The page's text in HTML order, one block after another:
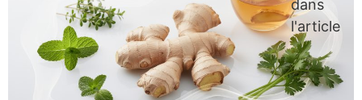
dans
l'article